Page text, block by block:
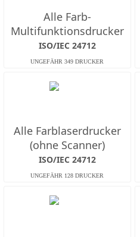
Alle Farb-
Multifunktions­drucker
ISO/IEC 24712
Alle Farb­laserdrucker
(ohne Scanner)
ISO/IEC 24712